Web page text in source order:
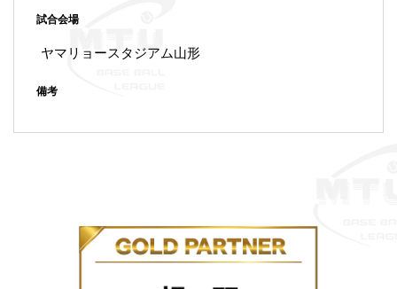
試合会場
ヤマリョースタジアム山形
備考